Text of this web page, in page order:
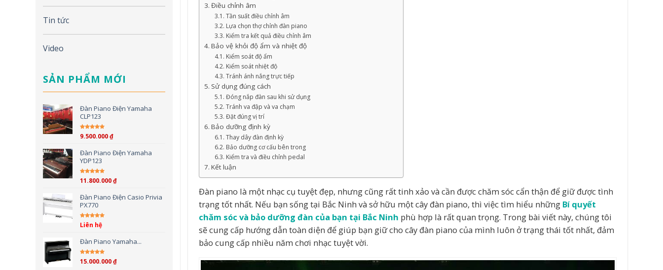
Tin tức
Video
SẢN PHẨM MỚI
Đàn Piano Điện Yamaha
CLP123
Được xếp hạng
9.500.000₫
Đàn Piano Điện Yamaha
YDP123
Được xếp hạng
11.800.000₫
Đàn Piano Điện Casio Privia
PX770
Được xếp hạng
Liên hệ
Đàn Piano Yamaha...
Được xếp hạng
15.000.000₫
Điều chỉnh âm
Tần suất điều chỉnh âm
Lựa chọn thợ chỉnh đàn piano
Kiểm tra kết quả điều chỉnh âm
Bảo vệ khỏi độ ẩm và nhiệt độ
Kiểm soát độ ẩm
Kiểm soát nhiệt độ
Tránh ánh nắng trực tiếp
Sử dụng đúng cách
Đóng nắp đàn sau khi sử dụng
Tránh va đập và va chạm
Đặt đúng vị trí
Bảo dưỡng định kỳ
Thay dây đàn định kỳ
Bảo dưỡng cơ cấu bên trong
Kiểm tra và điều chỉnh pedal
Kết luận
Đàn piano là một nhạc cụ tuyệt đẹp, nhưng cũng rất tinh xảo và cần được chăm sóc cẩn thận để giữ được tình
trạng tốt nhất. Nếu bạn sống tại Bắc Ninh và sở hữu một cây đàn piano, thì việc tìm hiểu những Bí quyết
chăm sóc và bảo dưỡng đàn của bạn tại Bắc Ninh phù hợp là rất quan trọng. Trong bài viết này, chúng tôi
sẽ cung cấp hướng dẫn toàn diện để giúp bạn giữ cho cây đàn piano của mình luôn ở trạng thái tốt nhất, đảm
bảo cung cấp nhiều năm chơi nhạc tuyệt vời.